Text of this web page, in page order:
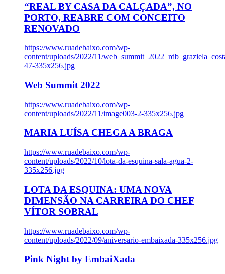
“REAL BY CASA DA CALÇADA”, NO
PORTO, REABRE COM CONCEITO
RENOVADO
https://www.ruadebaixo.com/wp-
content/uploads/2022/11/
47-335x256.jpg
Web Summit 2022
https://www.ruadebaixo.com/wp-
content/uploads/2022/11/image003-2-335x256.jpg
MARIA LUÍSA CHEGA A BRAGA
https://www.ruadebaixo.com/wp-
content/uploads/2022/10/lota-da-esquina-sala-agua-2-
335x256.jpg
LOTA DA ESQUINA: UMA NOVA
DIMENSÃO NA CARREIRA DO CHEF
VÍTOR SOBRAL
https://www.ruadebaixo.com/wp-
content/uploads/2022/09/aniversario-embaixada-335x256.jpg
Pink Night by EmbaiXada